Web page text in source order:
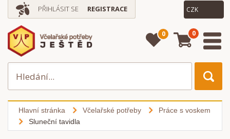
PŘIHLÁSIT SE REGISTRACE
0 0
Hlavní stránka Včelařské potřeby
Práce s voskem
Sluneční tavidla